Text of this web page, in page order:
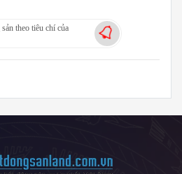
theo tiêu chí của